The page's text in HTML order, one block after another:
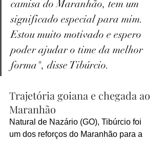
camisa do Maranhão, tem um
significado especial para mim.
Estou muito motivado e espero
poder ajudar o time da melhor
forma", disse Tibúrcio.
Trajetória goiana e chegada ao
Maranhão
Natural de Nazário (GO), Tibúrcio foi
um dos reforços do Maranhão para a